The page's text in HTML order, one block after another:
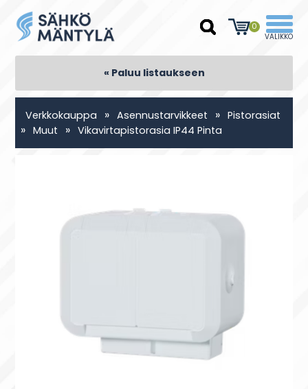
0
« Paluu listaukseen
Verkkokauppa » Asennustarvikkeet » Pistorasiat
» Muut » Vikavirtapistorasia IP44 Pinta